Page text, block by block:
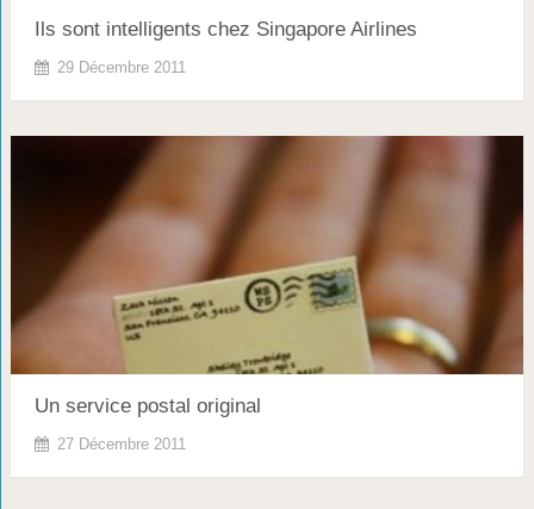
Ils sont intelligents chez Singapore Airlines
29 Décembre 2011
Un service postal original
27 Décembre 2011